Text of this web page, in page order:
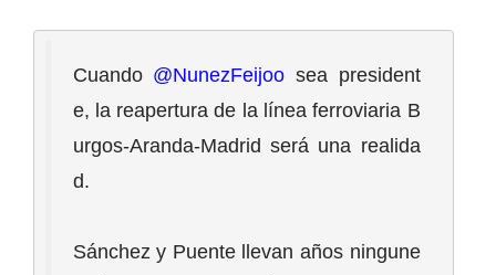
Cuando @NunezFeijoo sea president
e, la reapertura de la línea ferroviaria B
urgos-Aranda-Madrid será una realida
d.
Sánchez y Puente llevan años ningune